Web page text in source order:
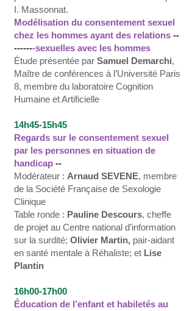
I. Massonnat.
Modélisation du consentement sexuel
chez les hommes ayant des relations --
-------sexuelles avec les hommes
Étude présentée par Samuel Demarchi,
Maître de conférences à l’Université Paris
8, membre du laboratoire Cognition
Humaine et Artificielle
14h45-15h45
Regards sur le consentement sexuel
par les personnes en situation de
handicap --
Modérateur : Arnaud SEVENE, membre
de la Société Française de Sexologie
Clinique
Table ronde : Pauline Descours, cheffe
de projet au Centre national d’information
sur la surdité; Olivier Martin, pair-aidant
en santé mentale à Réhaliste; et Lise
Plantin
16h00-17h00
Éducation de l’enfant et habiletés au